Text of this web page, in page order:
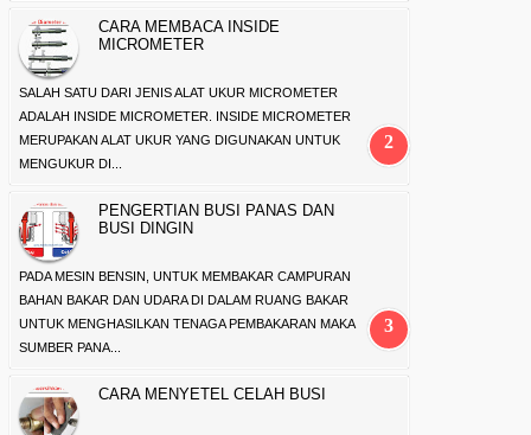
CARA MEMBACA INSIDE
MICROMETER
SALAH SATU DARI JENIS ALAT UKUR MICROMETER
ADALAH INSIDE MICROMETER. INSIDE MICROMETER
MERUPAKAN ALAT UKUR YANG DIGUNAKAN UNTUK
MENGUKUR DI...
PENGERTIAN BUSI PANAS DAN
BUSI DINGIN
PADA MESIN BENSIN, UNTUK MEMBAKAR CAMPURAN
BAHAN BAKAR DAN UDARA DI DALAM RUANG BAKAR
UNTUK MENGHASILKAN TENAGA PEMBAKARAN MAKA
SUMBER PANA...
CARA MENYETEL CELAH BUSI